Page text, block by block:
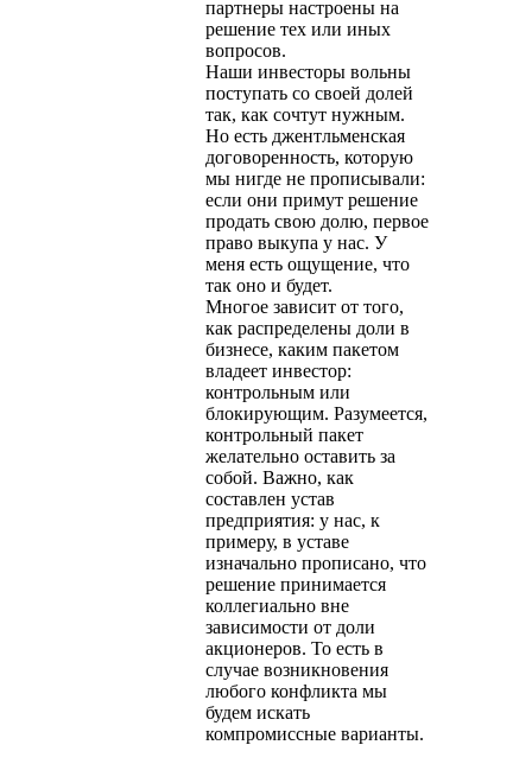
партнеры настроены на
решение тех или иных
вопросов.
Наши инвесторы вольны
поступать со своей долей
так, как сочтут нужным.
Но есть джентльменская
договоренность, которую
мы нигде не прописывали:
если они примут решение
продать свою долю, первое
право выкупа у нас. У
меня есть ощущение, что
так оно и будет.
Многое зависит от того,
как распределены доли в
бизнесе, каким пакетом
владеет инвестор:
контрольным или
блокирующим. Разумеется,
контрольный пакет
желательно оставить за
собой. Важно, как
составлен устав
предприятия: у нас, к
примеру, в уставе
изначально прописано, что
решение принимается
коллегиально вне
зависимости от доли
акционеров. То есть в
случае возникновения
любого конфликта мы
будем искать
компромиссные варианты.